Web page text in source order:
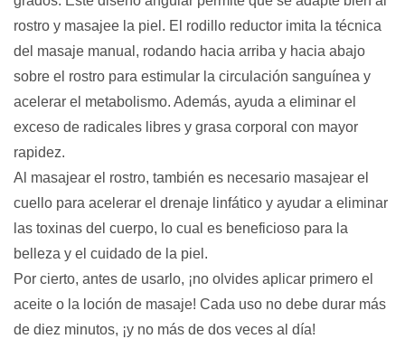
rostro y masajee la piel. El rodillo reductor imita la técnica
del masaje manual, rodando hacia arriba y hacia abajo
sobre el rostro para estimular la circulación sanguínea y
acelerar el metabolismo. Además, ayuda a eliminar el
exceso de radicales libres y grasa corporal con mayor
rapidez.
Al masajear el rostro, también es necesario masajear el
cuello para acelerar el drenaje linfático y ayudar a eliminar
las toxinas del cuerpo, lo cual es beneficioso para la
belleza y el cuidado de la piel.
Por cierto, antes de usarlo, ¡no olvides aplicar primero el
aceite o la loción de masaje! Cada uso no debe durar más
de diez minutos, ¡y no más de dos veces al día!